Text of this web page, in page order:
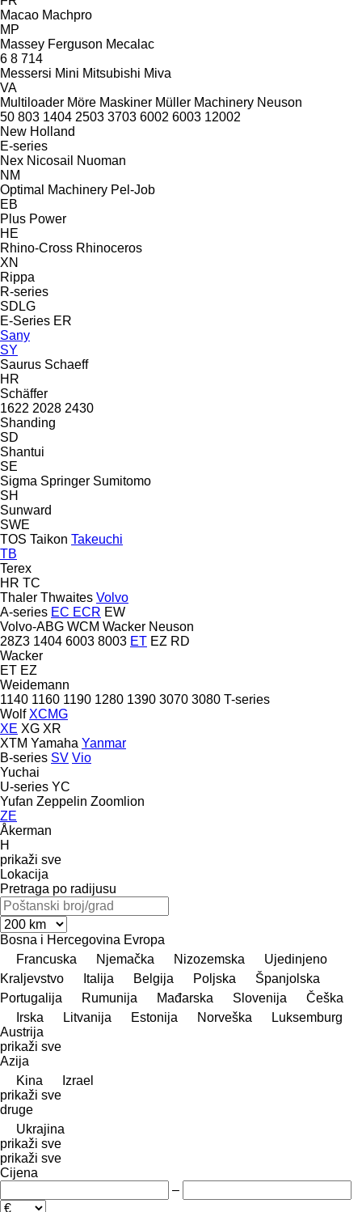
Macao Machpro
MP
Massey Ferguson Mecalac
6 8 714
Messersi Mini Mitsubishi Miva
VA
Multiloader Möre Maskiner Müller Machinery Neuson
50 803 1404 2503 3703 6002 6003 12002
New Holland
E-series
Nex Nicosail
Nuoman
NM
Optimal Machinery Pel-Job
EB
Plus Power
HE
Rhino-Cross Rhinoceros
XN
Rippa
R-series
SDLG
E-Series ER
Sany
SY
Saurus Schaeff
HR
Schäffer
1622 2028 2430
Shanding
SD
Shantui
SE
Sigma Springer Sumitomo
SH
Sunward
SWE
TOS Taikon Takeuchi
TB
Terex
HR TC
Thaler Thwaites Volvo
A-series EC ECR EW
Volvo-ABG WCM Wacker Neuson
28Z3 1404 6003 8003 ET EZ RD
Wacker
ET EZ
Weidemann
1140 1160 1190 1280 1390 3070 3080 T-series
Wolf XCMG
XE XG XR
XTM Yamaha Yanmar
B-series SV Vio
Yuchai
U-series YC
Yufan Zeppelin Zoomlion
ZE
Åkerman
H
prikaži sve
Lokacija
Pretraga po radijusu
Bosna i Hercegovina Evropa
Francuska
Njemačka Nizozemska
Ujedinjeno
Kraljevstvo
Italija Belgija Poljska
Španjolska
Portugalija
Rumunija Mađarska Slovenija
Češka
Irska
Litvanija Estonija Norveška
Luksemburg
Austrija
prikaži sve
Azija
Kina
Izrael
prikaži sve
druge
Ukrajina
prikaži sve
prikaži sve
Cijena
–